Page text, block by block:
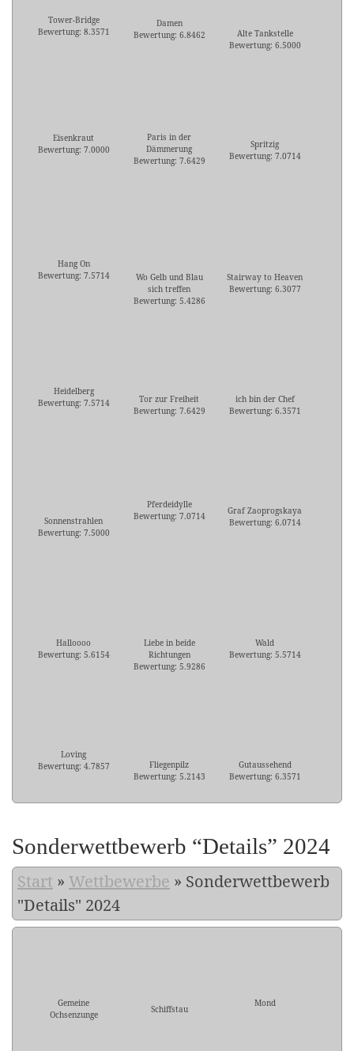
Tower-Bridge
Bewertung: 8.3571
Damen
Bewertung: 6.8462
Alte Tankstelle
Bewertung: 6.5000
Eisenkraut
Bewertung: 7.0000
Paris in der
Dämmerung
Bewertung: 7.6429
Spritzig
Bewertung: 7.0714
Hang On
Bewertung: 7.5714
Wo Gelb und Blau
sich treffen
Bewertung: 5.4286
Stairway to Heaven
Bewertung: 6.3077
Heidelberg
Bewertung: 7.5714
Tor zur Freiheit
Bewertung: 7.6429
ich bin der Chef
Bewertung: 6.3571
Sonnenstrahlen
Bewertung: 7.5000
Pferdeidylle
Bewertung: 7.0714
Graf Zaoprogskaya
Bewertung: 6.0714
Halloooo
Bewertung: 5.6154
Liebe in beide
Richtungen
Bewertung: 5.9286
Wald
Bewertung: 5.5714
Loving
Bewertung: 4.7857
Fliegenpilz
Bewertung: 5.2143
Gutaussehend
Bewertung: 6.3571
Sonderwettbewerb “Details” 2024
Start » Wettbewerbe » Sonderwettbewerb
"Details" 2024
Gemeine
Ochsenzunge
Schiffstau
Mond